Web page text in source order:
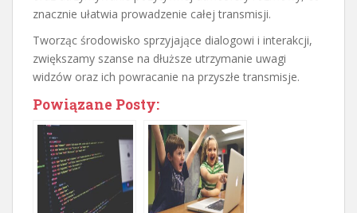
znacznie ułatwia prowadzenie całej transmisji.
Tworząc środowisko sprzyjające dialogowi i interakcji,
zwiększamy szanse na dłuższe utrzymanie uwagi
widzów oraz ich powracanie na przyszłe transmisje.
Powiązane Posty: